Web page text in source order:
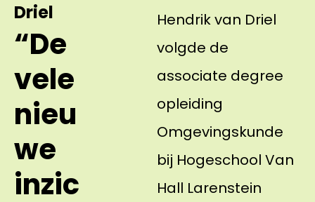
Driel
“De
vele
nieu
we
inzic
Hendrik van Driel
volgde de
associate degree
opleiding
Omgevingskunde
bij Hogeschool Van
Hall Larenstein